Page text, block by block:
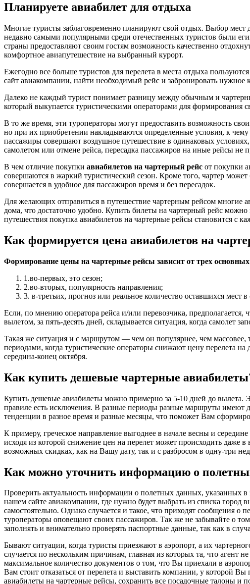
Планируете авиабилет для отдыха
Многие туристы заблаговременно планируют свой отдых. Выбор мест
недавно самыми популярными среди отечественных туристов были
страны предоставляют своим гостям возможность качественно
комфортное авиапутешествие на выбранный курорт.
Ежегодно все больше туристов для перелета в места отдыха
сайт авиакомпании, найти необходимый рейс и забронировать нужное
Далеко не каждый турист понимает разницу между обычным и
который выкупается туристическими операторами для формирования
В то же время, эти туроператоры могут предоставить возможность
но при их приобретении накладываются определенные условия, к
пассажиры совершают воздушное путешествие в одинаковых
самолетом или отмене рейса, пересадка пассажиров на иные рейсы
В чем отличие покупки авиабилетов на чартерный рейс от покупки
совершаются в жаркий туристический сезон. Кроме того, чартер
совершается в удобное для пассажиров время и без пересадок.
Для желающих отправиться в путешествие чартерным рейсом
дома, что достаточно удобно. Купить билеты на чартерный рейс
путешествия покупка авиабилетов на чартерные рейсы становится
Как формируется цена авиабилетов на
Формирование цены на чартерные рейсы зависит от трех
1.во-первых, это сезон;
2.во-вторых, популярность направления;
3. в-третьих, прогноз или реальное количество оставшихся мест в
Если, по мнению оператора рейса и/или перевозчика,
вылетом, за пять-десять дней, складывается ситуация, когда самолет
Такая же ситуация и с маршрутом — чем он популярнее, чем
периодами, когда туристические операторы снижают цену перелета
середина-конец октября.
Как купить дешевые чартерные
Купить дешевые авиабилеты можно примерно за 5-10 дней до
правиле есть исключения. В разные периоды разные маршруты имеют
тенденции в разное время и разные месяцы, что поможет Вам
К примеру, греческое направление выгоднее в начале весны и середине
исходя из которой снижение цен на перелет может происходить даже
возможных скидках, как на Вашу дату, так и с разбросом в одну-три
Как можно уточнить информацию о
Проверить актуальность информации о полетных данных, указанных
нашем сайте авиакомпании, где нужно будет выбрать из списка город
самостоятельно. Однако случается и такое, что приходят сообщения о
туроператоры оповещают своих пассажиров. Так же не забывайте о
заполнять и внимательно проверять паспортные данные, так как в
Бывают ситуации, когда туристы приезжают в аэропорт, а их
случается по нескольким причинам, главная из которых та, что агент
максимальное количество документов о том, что Вы приехали в
Вам стоит отказаться от перелета и выставить компании, у которой
авиабилеты на чартерные рейсы, сохранить все посадочные талоны и